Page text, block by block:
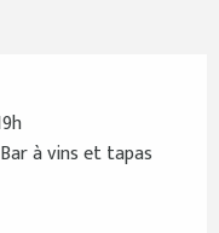
à vins et tapas